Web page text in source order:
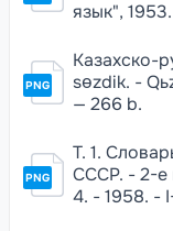
язык",
PNG
Казахско-
sɵzdik. -
— 266 b.
PNG
Т. 1.
СССР. - 2-е
4. - 1958. -